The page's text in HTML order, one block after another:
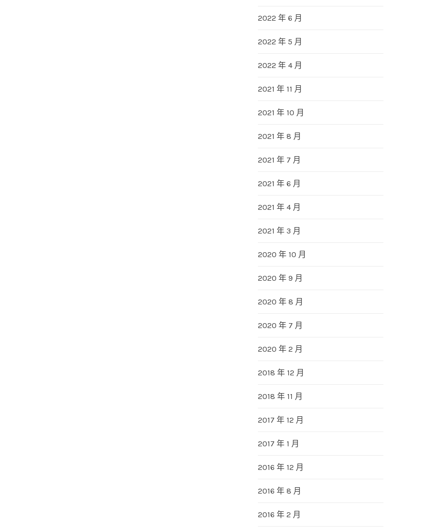
2022 年 6 月
2022 年 5 月
2022 年 4 月
2021 年 11 月
2021 年 10 月
2021 年 8 月
2021 年 7 月
2021 年 6 月
2021 年 4 月
2021 年 3 月
2020 年 10 月
2020 年 9 月
2020 年 8 月
2020 年 7 月
2020 年 2 月
2018 年 12 月
2018 年 11 月
2017 年 12 月
2017 年 1 月
2016 年 12 月
2016 年 8 月
2016 年 2 月